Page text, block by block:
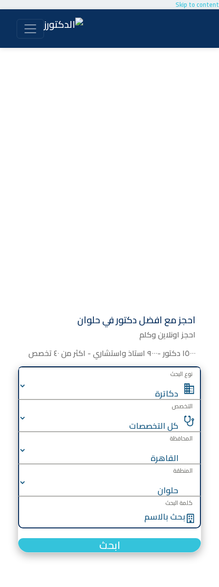
Skip to content
احجز مع افضل دكتور في حلوان
احجز اونلاين وكلم
١٥٠٠٠ دكتور -٩٠٠٠ استاذ واستشاري - اكثر من ٤٠ تخصص
نوع البحث
التخصص
المحافظة
المنطقة
كلمة البحث
ابحث